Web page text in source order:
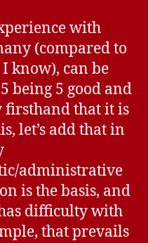
with
(compared to
know), can be
being 5 good and
firsthand that it is
let’s add that in
administrative
is the basis, and
difficulty with
that prevails